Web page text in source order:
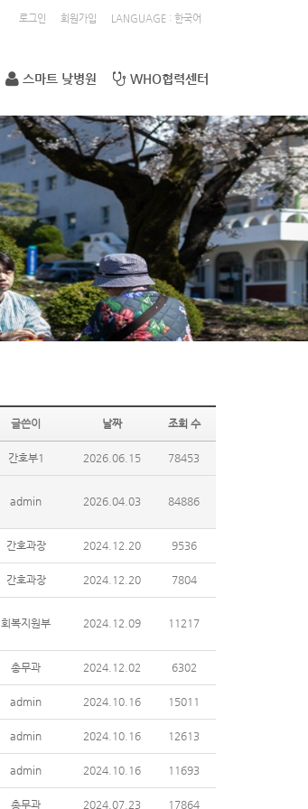
로그인 회원가입 LANGUAGE : 한국어
스마트 낮병원 WHO협력센터
글쓴이 날짜 조회 수
간호부1 2026.06.15 78453
admin 2026.04.03 84886
간호과장 2024.12.20 9536
간호과장 2024.12.20 7804
회복지원부 2024.12.09 11217
총무과 2024.12.02 6302
admin 2024.10.16 15011
admin 2024.10.16 12613
admin 2024.10.16 11693
총무과 2024.07.23 17864